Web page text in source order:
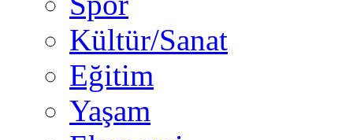
Kültür/Sanat
Eğitim
Yaşam